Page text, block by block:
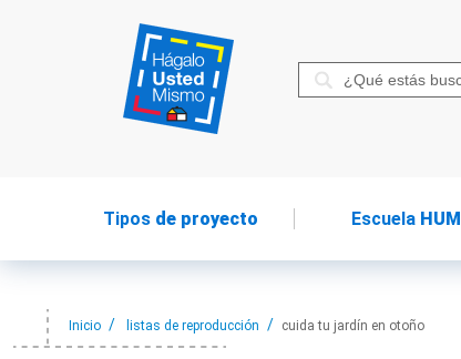
Tipos de proyecto Escuela HUM
Inicio listas de reproducción cuida tu jardín en otoño